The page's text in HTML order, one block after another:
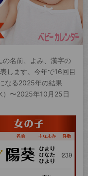
名前、よみ、漢字の
します。今年で16回目
なる2025年の結果
）〜2025年10月25日